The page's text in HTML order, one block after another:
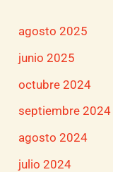
agosto 2025
junio 2025
octubre 2024
septiembre 2024
agosto 2024
julio 2024